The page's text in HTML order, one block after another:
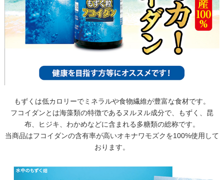
もずくは低カロリーでミネラルや食物繊維が豊富な食材です。
フコイダンとは海藻類の特徴であるヌルヌル成分で、もずく、昆
布、ヒジキ、わかめなどに含まれる多糖類の総称です。
当商品はフコイダンの含有率が高いオキナワモズクを100%使用して
おります。